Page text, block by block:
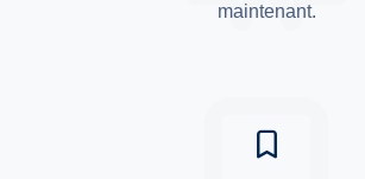
maintenant.